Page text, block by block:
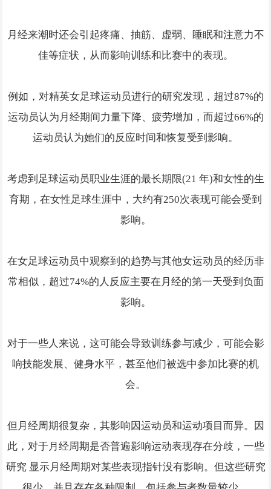
月经来潮时还会引起疼痛、抽筋、虚弱、睡眠和注意力不
佳等症状，从而影响训练和比赛中的表现。
例如，对精英女足球运动员进行的研究发现，超过87%的
运动员认为月经期间力量下降、疲劳增加，而超过66%的
运动员认为她们的反应时间和恢复受到影响。
考虑到足球运动员职业生涯的最长期限(21 年)和女性的生
育期，在女性足球生涯中，大约有250次表现可能会受到
影响。
在女足球运动员中观察到的趋势与其他女运动员的经历非
常相似，超过74%的人反应主要在月经的第一天受到负面
影响。
对于一些人来说，这可能会导致训练参与减少，可能会影
响技能发展、健身水平，甚至他们被选中参加比赛的机
会。
但月经周期很复杂，其影响因运动员和运动项目而异。因
此，对于月经周期是否普遍影响运动表现存在分歧，一些
研究 显示月经周期对某些表现指针没有影响。但这些研究